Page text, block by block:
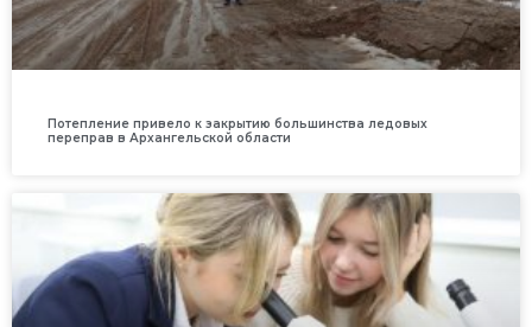
Потепление привело к закрытию большинства ледовых
переправ в Архангельской области